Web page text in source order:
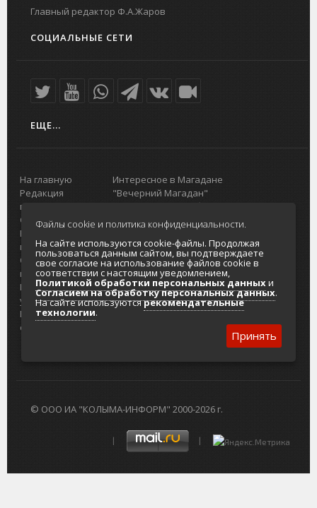
Главный редактор Ф.А.Жаров
СОЦИАЛЬНЫЕ СЕТИ
ЕЩЕ...
На главную
Редакция
портала
О проекте
Реклама на
портале
Отзывы и
предложения
Интернет-
услуги
Разработка
сайтов
Интересное в Магадане
"Вечерний Магадан"
Реклама
Главный туристический портал
Колымы
Политика в отношении обработки
персональных данных
Согласие на обработку персональных
данных
© ООО ИА "КОЛЫМА-ИНФОРМ" 2000-2026 г.
Файлы cookie и политика конфиденциальности.
На сайте используются cookie-файлы. Продолжая
пользоваться данным сайтом, вы подтверждаете
свое согласие на использование файлов cookie в
соответствии с настоящим уведомлением,
Политикой обработки персональных данныхи
Согласием на обработку персональных данных.
На сайте используютсярекомендательные
технологии.
Принять